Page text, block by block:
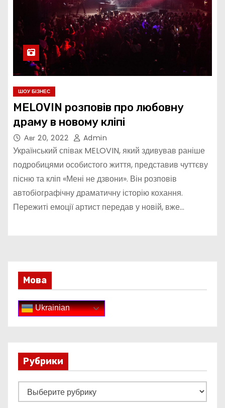
ШОУ БІЗНЕС
MELOVIN розповів про любовну
драму в новому кліпі
Авг 20, 2022 Admin
Український співак MELOVIN, який здивував раніше
подробицями особистого життя, представив чуттєву
пісню та кліп «Мені не дзвони». Він розповів
автобіографічну драматичну історію кохання.
Пережиті емоції артист передав у новій, вже…
Мова
Ukrainian
Рубрики
у